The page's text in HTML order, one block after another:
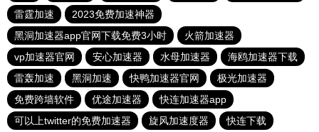
雷霆加速
2023免费加速神器
黑洞加速器app官网下载免费3小时
火箭加速器
vp加速器官网
安心加速器 水母加速器
海鸥加速器下载
雷轰加速
黑洞加速 快鸭加速器官网
极光加速器
免费跨墙软件
优途加速器
快连加速器app
可以上twitter的免费加速器
旋风加速度器
快连下载